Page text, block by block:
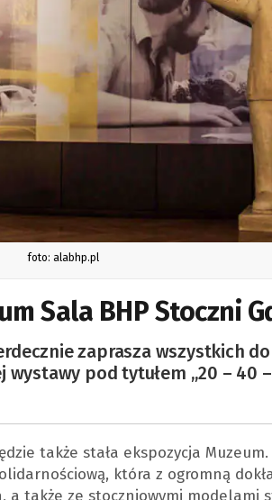
foto: alabhp.pl
Sala BHP Stoczni
zaprasza wszystkich
pod tytułem „20 – 40
także stała ekspozycja
która z ogromną
a także ze stoczniowymi modelami